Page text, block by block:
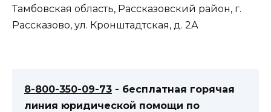
Тамбовская область, Рассказовский район, г.
Рассказово, ул. Кронштадтская, д. 2А
8-800-350-09-73 - бесплатная горячая
линия юридической помощи по